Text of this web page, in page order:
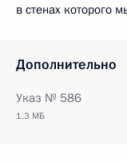
в стенах которого
Дополнительно
Указ № 586
1.3 МБ